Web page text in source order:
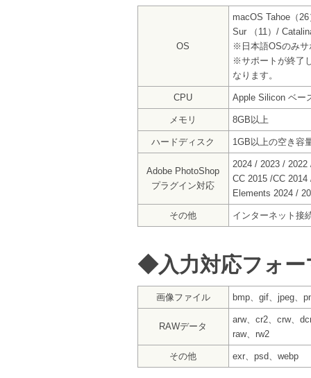
OS
macOS Tahoe（
Sur （11）/
※日本語OSのみサ
※サポートが終了
なります。
CPU Apple Silicon ベー
メモリ 8GB以上
ハードディスク 1GB以上の空き容
Adobe PhotoShop
プラグイン対応
2024 / 2023 /
CC 2015 /CC 2014
Elements 2024 /
その他 インターネット接
◆入力対応フォー
画像ファイル bmp、gif、jpeg、
RAWデータ
arw、cr2、crw、
raw、rw2
その他 exr、psd、webp